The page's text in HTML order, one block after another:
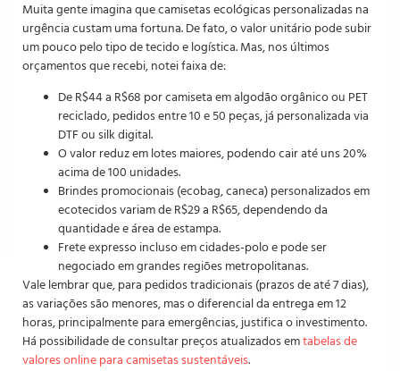
Muita gente imagina que camisetas ecológicas personalizadas na
urgência custam uma fortuna. De fato, o valor unitário pode subir
um pouco pelo tipo de tecido e logística. Mas, nos últimos
orçamentos que recebi, notei faixa de:
De R$44 a R$68 por camiseta em algodão orgânico ou PET
reciclado, pedidos entre 10 e 50 peças, já personalizada via
DTF ou silk digital.
O valor reduz em lotes maiores, podendo cair até uns 20%
acima de 100 unidades.
Brindes promocionais (ecobag, caneca) personalizados em
ecotecidos variam de R$29 a R$65, dependendo da
quantidade e área de estampa.
Frete expresso incluso em cidades-polo e pode ser
negociado em grandes regiões metropolitanas.
Vale lembrar que, para pedidos tradicionais (prazos de até 7 dias),
as variações são menores, mas o diferencial da entrega em 12
horas, principalmente para emergências, justifica o investimento.
Há possibilidade de consultar preços atualizados emtabelas de
valores online para camisetas sustentáveis.